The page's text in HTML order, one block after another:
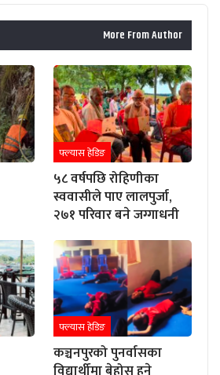
More From Author
फ्ल्यास हेडिङ
५८ वर्षपछि रोहिणीका
स्ववासीले पाए लालपुर्जा,
२७१ परिवार बने जग्गाधनी
फ्ल्यास हेडिङ
कञ्चनपुरको पुनर्वासका